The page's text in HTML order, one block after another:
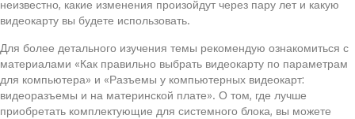
неизвестно, какие изменения произойдут через пару лет и какую
видеокарту вы будете использовать.
Для более детального изучения темы рекомендую ознакомиться с
материалами «Как правильно выбрать видеокарту по параметрам
для компьютера» и «Разъемы у компьютерных видеокарт:
видеоразъемы и на материнской плате». О том, где лучше
приобретать комплектующие для системного блока, вы можете